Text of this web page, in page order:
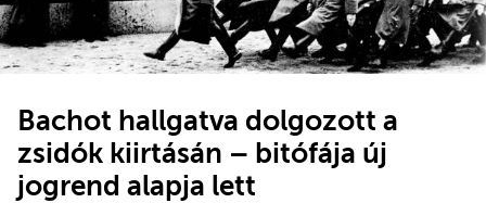
Bachot hallgatva dolgozott a
zsidók kiirtásán – bitófája új
jogrend alapja lett